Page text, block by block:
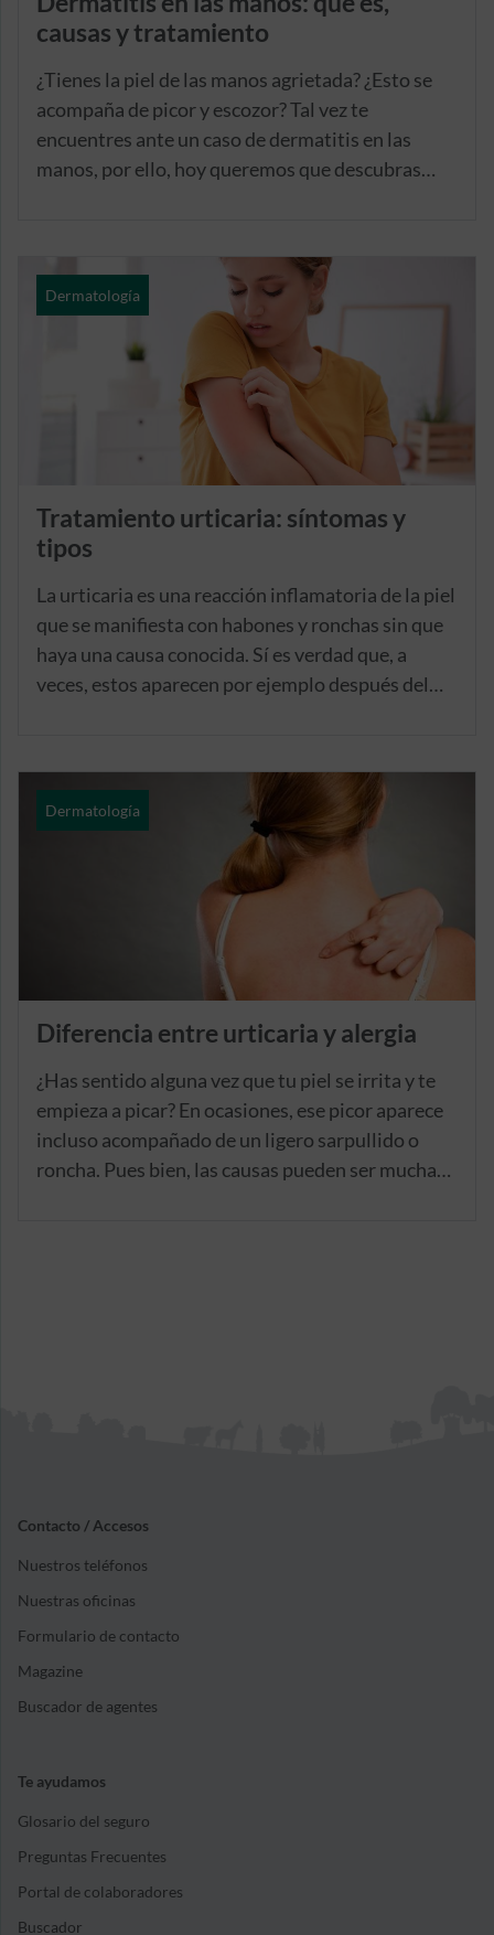
causas y tratamiento
¿Tienes la piel de las manos agrietada? ¿Esto se
acompaña de picor y escozor? Tal vez te
encuentres ante un caso de dermatitis en las
manos, por ello, hoy queremos que descubras
los tratamientos disponibles para este tipo de
afección.
Dermatología
Tratamiento urticaria: síntomas y
tipos
La urticaria es una reacción inflamatoria de la piel
que se manifiesta con habones y ronchas sin que
haya una causa conocida. Sí es verdad que, a
veces, estos aparecen por ejemplo después del
de urticaria emplear para calmar la
sintomatología en cada situación particular.
Dermatología
Diferencia entre urticaria y alergia
¿Has sentido alguna vez que tu piel se irrita y te
empieza a picar? En ocasiones, ese picor aparece
incluso acompañado de un ligero sarpullido o
roncha. Pues bien, las causas pueden ser muchas,
Contacto / Accesos
Nuestros teléfonos
Nuestras oficinas
Formulario de contacto
Magazine
Buscador de agentes
Te ayudamos
Glosario del seguro
Preguntas Frecuentes
Portal de colaboradores
Buscador